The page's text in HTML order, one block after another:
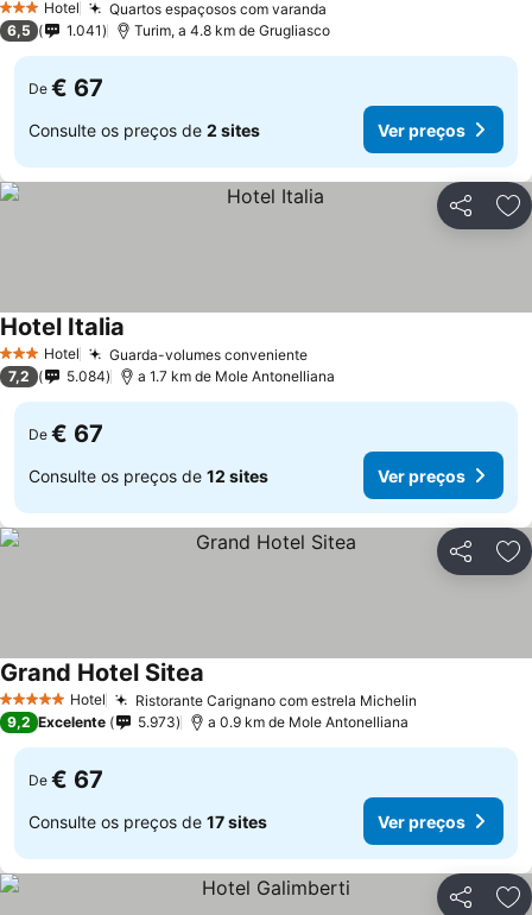
3 EstrelasHotel Quartos espaçosos com varanda
6,5 1.041 Turim, a 4.8 km de Grugliasco
De € 67
Consulte os preços de 2 sites Ver preços
Partilhar
3 EstrelasHotel Guarda-volumes convenienteVer preços
Hotel Italia
7,2 5.084 a 1.7 km de Mole Antonelliana
De € 67
Consulte os preços de 12 sites Ver preços
Partilhar
5 Estrelas Hotel Ristorante Carignano com estrela Michelin
Grand Hotel Sitea
9,2 Excelente 5.973 a 0.9 km de Mole Antonelliana
De € 67
Consulte os preços de 17 sites Ver preços
Partilhar